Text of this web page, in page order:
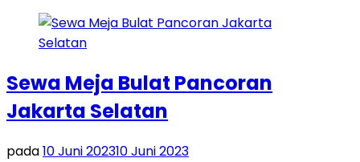
Sewa Meja Bulat Pancoran
Jakarta Selatan
pada10 Juni 202310 Juni 2023